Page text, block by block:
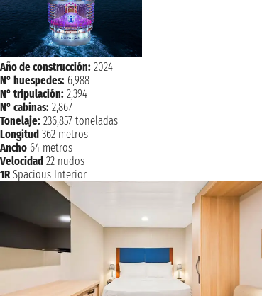
Año de construcción: 2024
N° huespedes: 6,988
N° tripulación: 2,394
N° cabinas: 2,867
Tonelaje: 236,857 toneladas
Longitud 362 metros
Ancho 64 metros
Velocidad 22 nudos
1R Spacious Interior